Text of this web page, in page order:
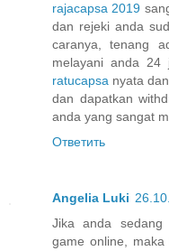
rajacapsa 2019
dan rejeki anda
caranya, tenang
melayani anda 24
ratucapsa nyata
dan dapatkan
anda yang sangat
Ответить
Angelia Luki
Jika anda sedang
game online,